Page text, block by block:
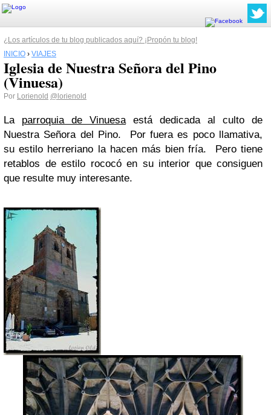
¿Los artículos de tu blog publicados aquí? ¡Propón tu blog!
INICIO › VIAJES
Iglesia de Nuestra Señora del Pino
(Vinuesa)
Por Lorienold @lorienold
La parroquia de Vinuesaestá dedicada al culto de
Nuestra Señora del Pino. Por fuera es poco llamativa,
su estilo herreriano la hacen más bien fría. Pero tiene
retablos de estilo rococó en su interior que consiguen
que resulte muy interesante.